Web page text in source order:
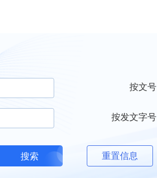
按文号
按发文字号
搜索 重置信息